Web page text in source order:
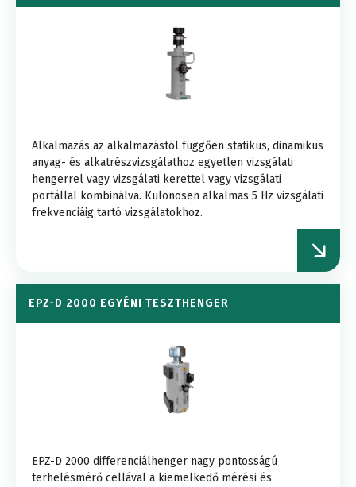
Alkalmazás az alkalmazástól függően statikus, dinamikus
anyag- és alkatrészvizsgálathoz egyetlen vizsgálati
hengerrel vagy vizsgálati kerettel vagy vizsgálati
portállal kombinálva. Különösen alkalmas 5 Hz vizsgálati
frekvenciáig tartó vizsgálatokhoz.
EPZ-D 2000 EGYÉNI TESZTHENGER
EPZ-D 2000 differenciálhenger nagy pontosságú
terhelésmérő cellával a kiemelkedő mérési és